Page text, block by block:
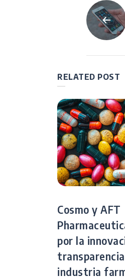
de
RELATED POST
Cosmo y AFT
por la
industria